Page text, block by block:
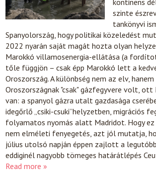
kontinens
szinte
tankönyvi
Spanyolország, hogy politikai közeledést
2022 nyarán saját magát hozta olyan
Marokkó villamosenergia-ellátása (a
tőle függjön – csak épp Marokkó lett a
Oroszország. A különbség nem az elv,
Oroszországnak "csak" gázfegyvere volt,
van: a spanyol gázra utalt gazdasága
idegőrlő „csiki-csuki”helyzetben, migrációs
folyamatos nyomás alatt Madridot. Hogy ez
nem elméleti fenyegetés, azt jól mutatja,
július utolsó napján éppen zajlott a
eddiginél nagyobb tömeges határátlépés
Read more »